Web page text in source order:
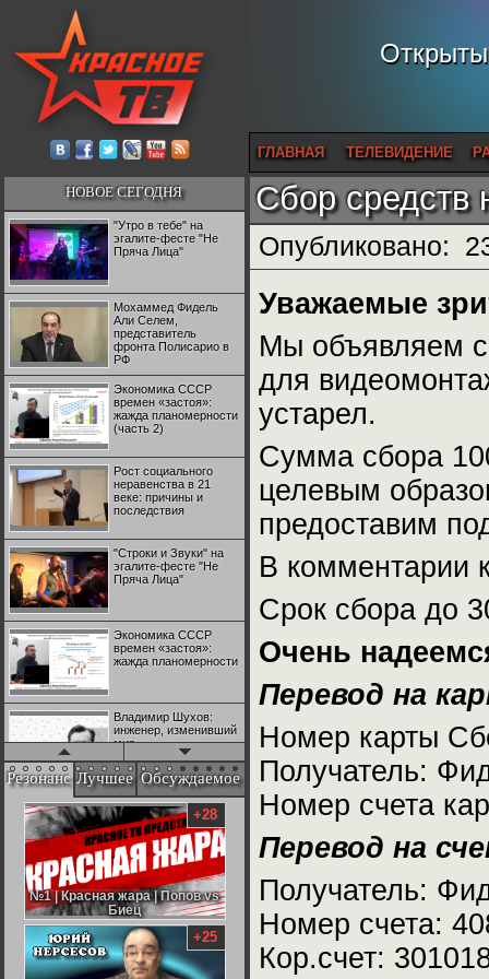
ГЛАВНАЯ ТЕЛЕВИДЕНИЕ
НОВОЕ СЕГОДНЯ
"Утро в тебе" на
эгалите-фесте "Не
Пряча Лица"
Мохаммед Фидель
Али Селем,
представитель
фронта Полисарио в
РФ
Экономика СССР
времен «застоя»:
жажда планомерности
(часть 2)
Рост социального
неравенства в 21
веке: причины и
последствия
"Строки и Звуки" на
эгалите-фесте "Не
Пряча Лица"
Экономика СССР
времен «застоя»:
жажда планомерности
Владимир Шухов:
инженер, изменивший
мир
"Аркадий Коц" на
эгалите-фесте "Не
Пряча Лица"
Контрапункты
глобализации:
геополитэкономическ
ий анализ
100 лет Ноябрьской
революции в
Резонанс Лучшее Обсуждаемое
№1 | Красная жара | Попов vs
Биец
№1 | Красная жара | Попов vs
Биец
+28
+25
Сбор средств
Опубликовано:
Уважаемые
Мы объявляем
для
устарел.
Сумма сбора
целевым
предоставим
В комментарии
Срок сбора до
Очень
Перевод на
Номер карты
Получатель:
Номер счета
Перевод на
Получатель:
Номер счета:
Кор.счет: